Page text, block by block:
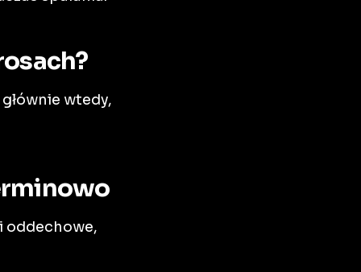
wtedy,
oddechowe,